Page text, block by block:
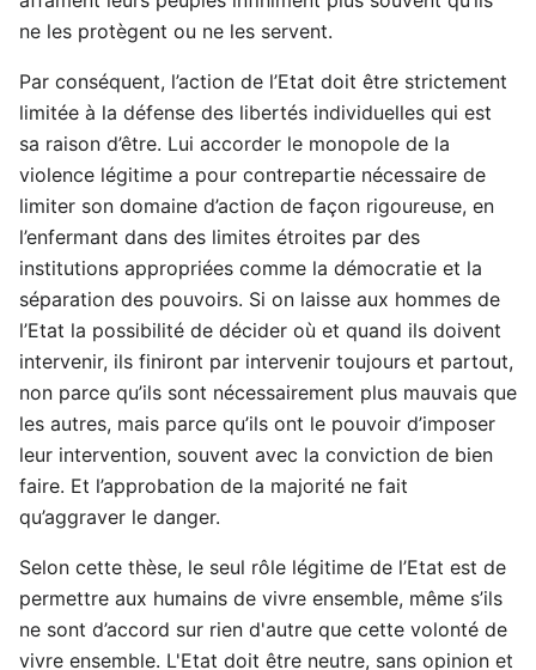
ne les protègent ou ne les servent.
Par conséquent, l’action de l’Etat doit être strictement
limitée à la défense des libertés individuelles qui est
sa raison d’être. Lui accorder le monopole de la
violence légitime a pour contrepartie nécessaire de
limiter son domaine d’action de façon rigoureuse, en
l’enfermant dans des limites étroites par des
institutions appropriées comme la démocratie et la
séparation des pouvoirs. Si on laisse aux hommes de
l’Etat la possibilité de décider où et quand ils doivent
intervenir, ils finiront par intervenir toujours et partout,
non parce qu’ils sont nécessairement plus mauvais que
les autres, mais parce qu’ils ont le pouvoir d’imposer
leur intervention, souvent avec la conviction de bien
faire. Et l’approbation de la majorité ne fait
qu’aggraver le danger.
Selon cette thèse, le seul rôle légitime de l’Etat est de
permettre aux humains de vivre ensemble, même s’ils
ne sont d’accord sur rien d'autre que cette volonté de
vivre ensemble. L'Etat doit être neutre, sans opinion et